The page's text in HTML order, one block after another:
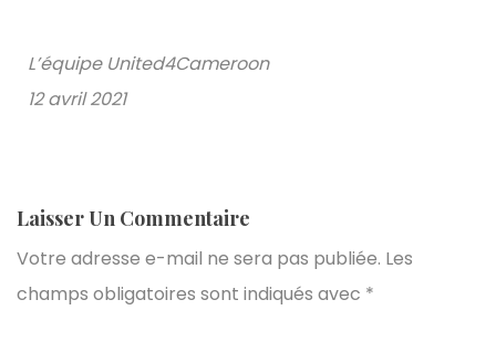
L’équipe United4Cameroon
12 avril 2021
Laisser Un Commentaire
Votre adresse e-mail ne sera pas publiée. Les
champs obligatoires sont indiqués avec *